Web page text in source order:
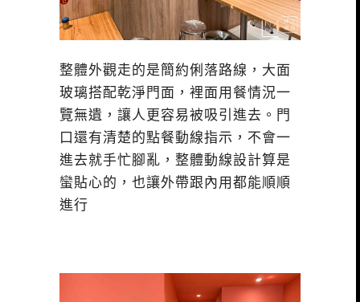
整體外觀走的是簡約俐落路線，大面
玻璃搭配乾淨門面，裡面用餐情況一
覽無遺，讓人更容易被吸引進去。門
口還有清楚的點餐動線指示，不會一
進去就手忙腳亂，整體動線設計算是
蠻貼心的，也讓外帶跟內用都能順順
進行